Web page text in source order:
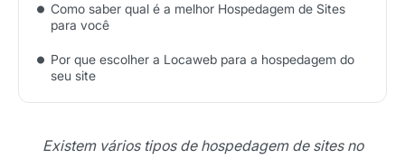
Como saber qual é a melhor Hospedagem de Sites
para você
Por que escolher a Locaweb para a hospedagem do
seu site
Existem vários tipos de hospedagem de sites no